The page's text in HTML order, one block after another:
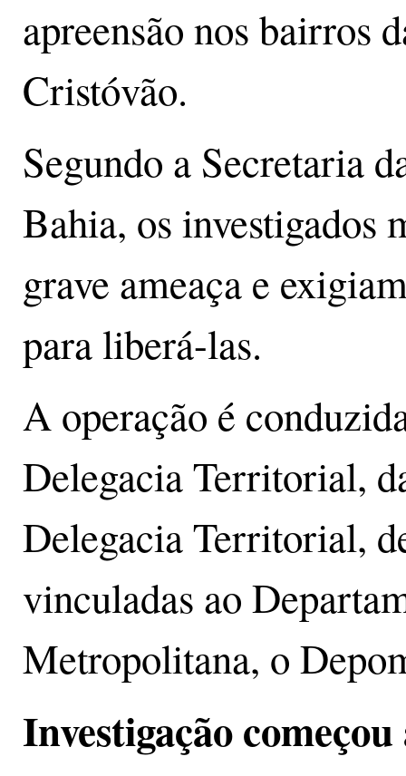
apreensão nos bairros
Cristóvão.
Segundo a Secretaria
Bahia, os investigados
grave ameaça e
para liberá-las.
A operação é
Delegacia Territorial,
Delegacia Territorial,
vinculadas ao
Metropolitana, o
Investigação